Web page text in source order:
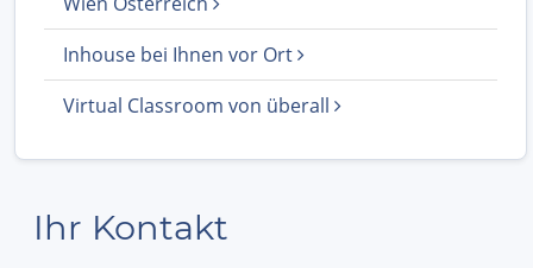
Inhouse bei Ihnen vor Ort
Virtual Classroom von überall
Ihr Kontakt